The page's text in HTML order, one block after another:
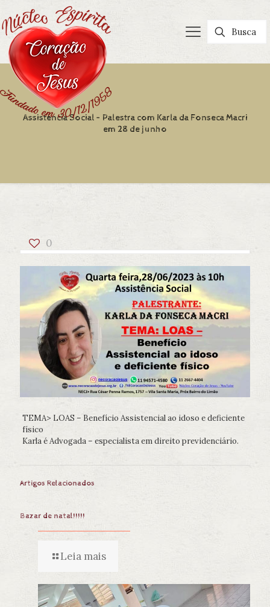
Assistência Social – Palestra com Karla da Fonseca Macri
em 28 de junho
0
TEMA> LOAS – Benefício Assistencial ao idoso e deficiente
físico
Karla é Advogada – especialista em direito previdenciário.
Artigos Relacionados
Bazar de natal!!!!!
Leia mais